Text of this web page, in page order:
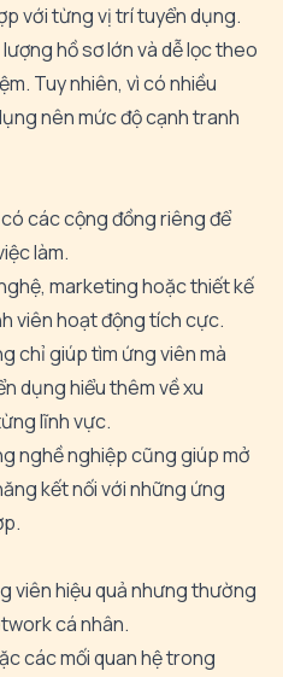
vớitừngvịtrítuyểndụng.
lượnghồsơlớnvàdễlọctheo
Tuynhiên, vìcónhiều
nênmứcđộcạnhtranh
cócáccộngđồngriêngđể
làm.
marketinghoặcthiếtkế
viênhoạtđộngtíchcực.
chỉgiúptìm ứngviênmà
dụnghiểuthêmvềxu
lĩnhvực.
nghềnghiệpcũnggiúpmở
kếtnốivớinhững ứng
viênhiệuquảnhưngthường
cánhân.
cácmốiquanhệtrong